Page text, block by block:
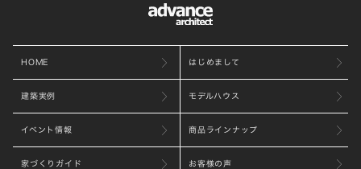
HOME はじめまして
建築実例 モデルハウス
イベント情報 商品ラインナップ
家づくりガイド お客様の声